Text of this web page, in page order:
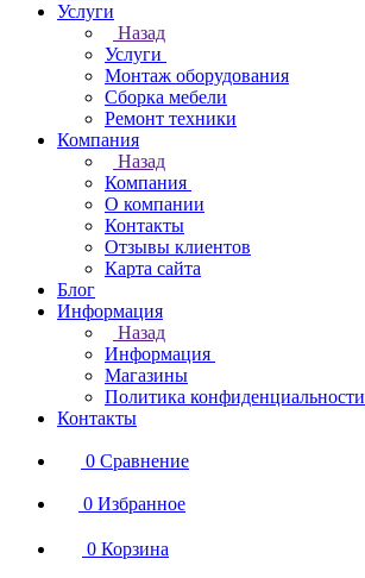
Услуги
Назад
Услуги
Монтаж оборудования
Сборка мебели
Ремонт техники
Компания
Назад
Компания
О компании
Контакты
Отзывы клиентов
Карта сайта
Блог
Информация
Назад
Информация
Магазины
Политика конфиденциальности
Контакты
0 Сравнение
0 Избранное
0 Корзина